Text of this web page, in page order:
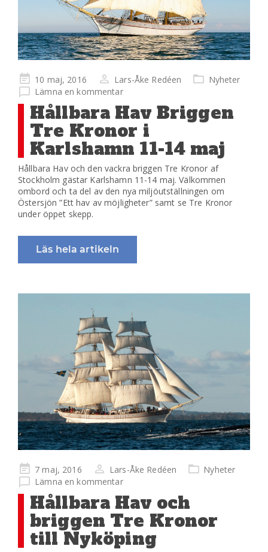
Publicerad
på
10 maj, 2016 Lars-Åke Redéen
Nyheter
Lämna en kommentar
Hållbara Hav Briggen
Tre Kronor i
Karlshamn 11-14 maj
Hållbara Hav och den vackra briggen Tre Kronor af
Stockholm gästar Karlshamn 11-14 maj. Välkommen
ombord och ta del av den nya miljöutställningen om
Östersjön ”Ett hav av möjligheter” samt se Tre Kronor
under öppet skepp.
Läs hela artikeln
Publicerad
på
7 maj, 2016 Lars-Åke Redéen
Nyheter
Lämna en kommentar
Hållbara Hav och
briggen Tre Kronor
till Nyköping